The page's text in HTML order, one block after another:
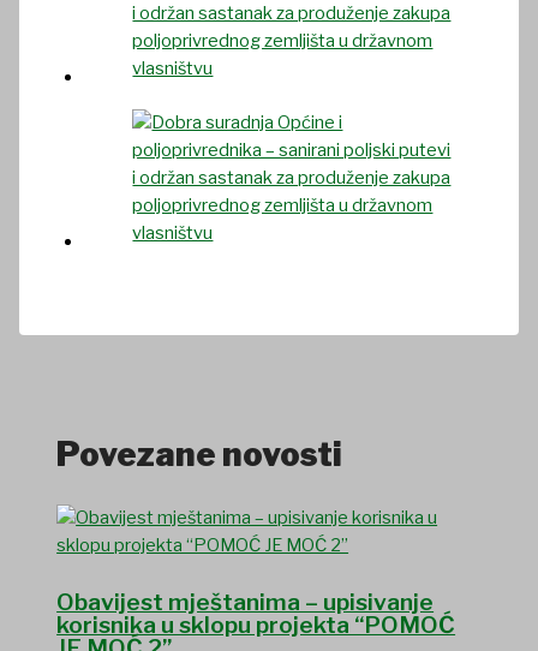
Povezane novosti
Obavijest mještanima – upisivanje
korisnika u sklopu projekta “POMOĆ